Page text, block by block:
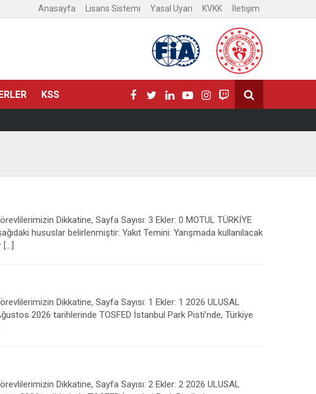
Anasayfa Lisans Sistemi Yasal Uyarı KVKK İletişim
KSS
Dikkatine, Sayfa Sayısı: 3 Ekler: 0 MOTUL TÜRKİYE
hususlar belirlenmiştir: Yakıt Temini: Yarışmada kullanılacak
[…]
Dikkatine, Sayfa Sayısı: 1 Ekler: 1 2026 ULUSAL
2026 tarihlerinde TOSFED İstanbul Park Pisti’nde, Türkiye
Dikkatine, Sayfa Sayısı: 2 Ekler: 2 2026 ULUSAL